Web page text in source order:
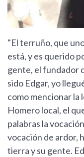
"El terruño, que
está, y es querido
gente, el fundador
sido Edgar, yo
como mencionar la
Homero local, el
palabras la
vocación de ardor,
tierra y su gente.